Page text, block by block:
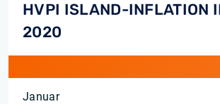
HVPI ISLAND-INFLATION
2020
Januar